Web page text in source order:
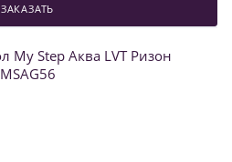
ЗАКАЗАТЬ